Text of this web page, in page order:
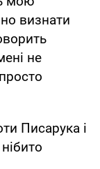
визнати
не
Писарука і